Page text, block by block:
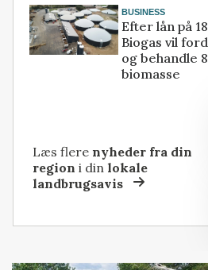
BUSINESS
Efter lån på
Biogas vil
og behandle
biomasse
Læs flere nyheder fra din
region i dinlokale
landbrugsavis